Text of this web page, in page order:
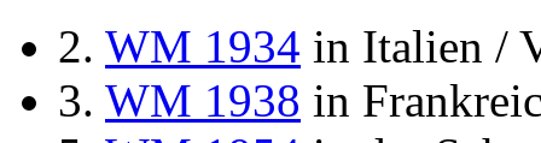
2. WM 1934 in Italien /
3. WM 1938 in